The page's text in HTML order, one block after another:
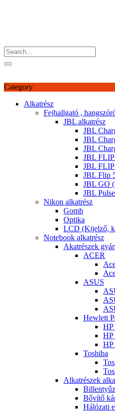
Category
Alkatrész
Fejhallgató ,
JBL alkatrész
JBL
JBL
JBL
JBL FLIP
JBL FLIP
JBL Flip
JBL GO
JBL
Nikon alkatrész
Gomb
Optika
LCD (Kijelző,
Notebook alkatrész
Akatrészek
ACER
ASUS
Hewlett
HP
HP
Toshiba
Alkatrészek
Bővítő
Hálózati